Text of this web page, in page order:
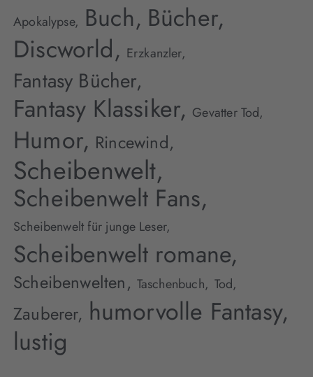
Apokalypse, Buch, Bücher,
Discworld, Erzkanzler,
Fantasy Bücher,
Fantasy Klassiker, Gevatter Tod,
Humor, Rincewind,
Scheibenwelt,
Scheibenwelt Fans,
Scheibenwelt für junge Leser,
Scheibenwelt romane,
Scheibenwelten, Taschenbuch, Tod,
Zauberer, humorvolle Fantasy,
lustig